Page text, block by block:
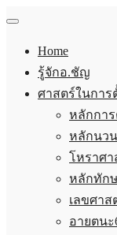
Home
รู้จักอ.ชัญ
ศาสตร์ในการ
หลักการ
หลักนว
โหราศา
หลักทัก
เลขศาส
อายตนะ